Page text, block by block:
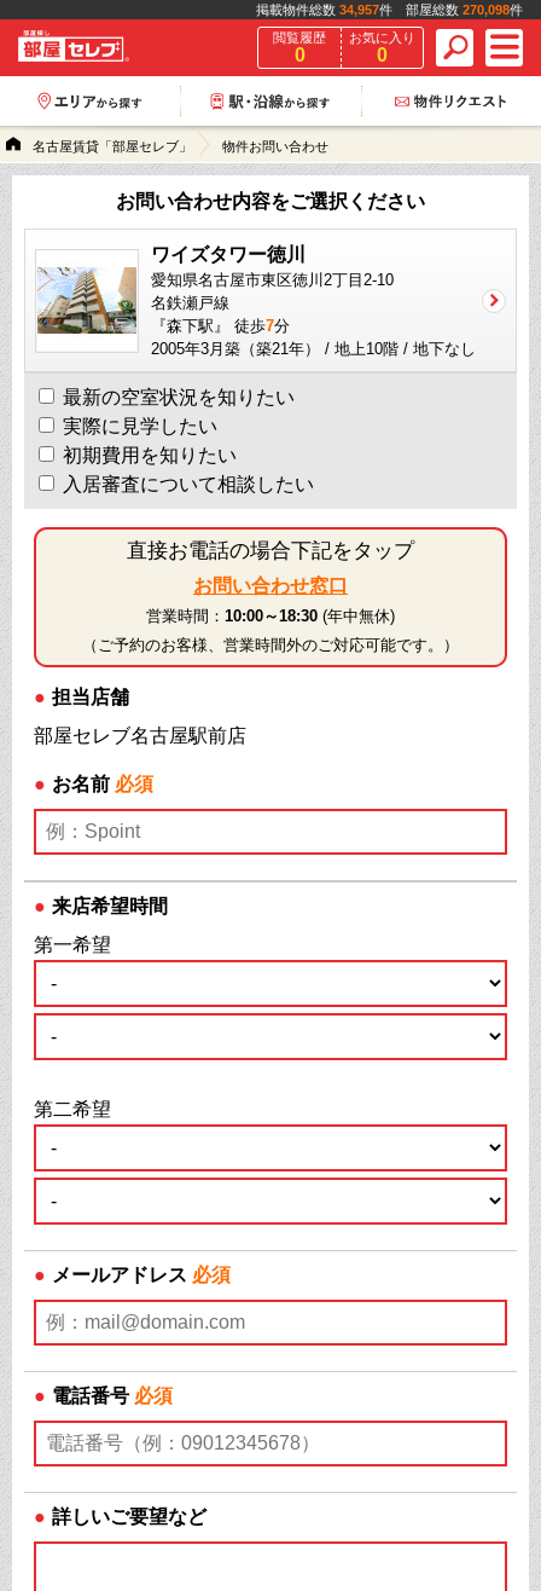
掲載物件総数 34,957件 部屋総数 270,098件
閲覧履歴
0
お気に入り
0
名古屋賃貸「部屋セレブ」 物件お問い合わせ
お問い合わせ内容をご選択ください
ワイズタワー徳川
愛知県名古屋市東区徳川2丁目2-10
名鉄瀬戸線
『森下駅』 徒歩7分
2005年3月築（築21年） / 地上10階 / 地下なし
最新の空室状況を知りたい
実際に見学したい
初期費用を知りたい
入居審査について相談したい
直接お電話の場合下記をタップ
お問い合わせ窓口
営業時間： 10:00～18:30 (年中無休)
（ご予約のお客様、営業時間外のご対応可能です。）
● 担当店舗
部屋セレブ名古屋駅前店
● お名前 必須
● 来店希望時間
第一希望
第二希望
● メールアドレス 必須
● 電話番号 必須
● 詳しいご要望など